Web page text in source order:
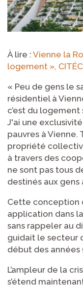
À lire : Vienne la
logement »,
« Peu de gens le
résidentiel à
c’est du
J'ai une exclusivité
pauvres à Vienne.
propriété
à travers des
ne sont pas tous
destinés aux
Cette conception
application dans
sans rappeler au
guidait le secteur
début des années
L’ampleur de la
s’étend